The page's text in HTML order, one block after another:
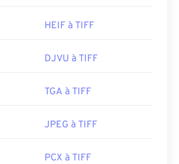
HEIF à TIFF
DJVU à TIFF
TGA à TIFF
JPEG à TIFF
PCX à TIFF